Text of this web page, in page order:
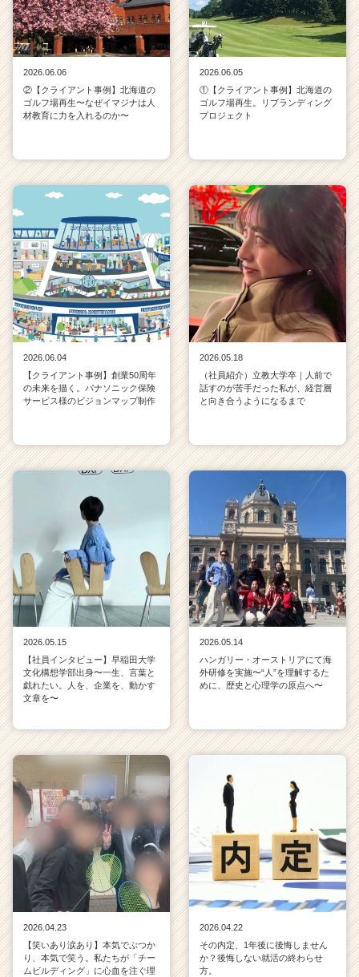
2026.06.06
②【クライアント事例】北海道の
ゴルフ場再生〜なぜイマジナは人
材教育に力を入れるのか〜
2026.06.05
①【クライアント事例】北海道の
ゴルフ場再生。リブランディング
プロジェクト
2026.06.04
【クライアント事例】創業50周年
の未来を描く。パナソニック保険
サービス様のビジョンマップ制作
2026.05.18
（社員紹介）立教大学卒｜人前で
話すのが苦手だった私が、経営層
と向き合うようになるまで
2026.05.15
【社員インタビュー】早稲田大学
文化構想学部出身〜一生、言葉と
戯れたい。人を、企業を、動かす
文章を〜
2026.05.14
ハンガリー・オーストリアにて海
外研修を実施〜“人”を理解するた
めに、歴史と心理学の原点へ〜
2026.04.23
【笑いあり涙あり】本気でぶつか
り、本気で笑う。私たちが「チー
ムビルディング」に心血を注ぐ理
2026.04.22
その内定、1年後に後悔しません
か？後悔しない就活の終わらせ
方。